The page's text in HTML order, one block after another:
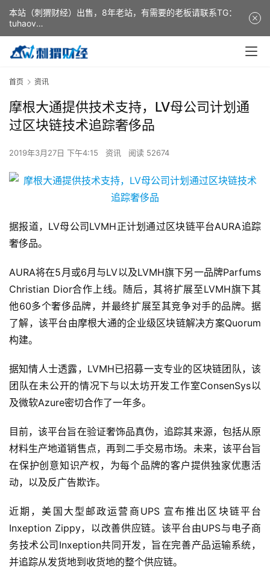
首页 资讯
摩根大通提供技术支持，LV母公司计划通
过区块链技术追踪奢侈品
2019年3月27日 下午4:15 资讯 阅读 52674
据报道，LV母公司LVMH正计划通过区块链平台AURA追踪
奢侈品。
AURA将在5月或6月与LV以及LVMH旗下另一品牌Parfums
Christian Dior合作上线。随后，其将扩展至LVMH旗下其
他60多个奢侈品牌，并最终扩展至其竞争对手的品牌。据
了解，该平台由摩根大通的企业级区块链解决方案Quorum
构建。
据知情人士透露，LVMH已招募一支专业的区块链团队，该
团队在未公开的情况下与以太坊开发工作室ConsenSys以
及微软Azure密切合作了一年多。
目前，该平台旨在验证奢饰品真伪，追踪其来源，包括从原
材料生产地道销售点，再到二手交易市场。未来，该平台旨
在保护创意知识产权，为每个品牌的客户提供独家优惠活
动，以及反广告欺诈。
近期，美国大型邮政运营商UPS 宣布推出区块链平台
Inxeption Zippy，以改善供应链。该平台由UPS与电子商
务技术公司Inxeption共同开发，旨在完善产品运输系统，
并追踪从发货地到收货地的整个供应链。
本站（刺猬财经）出售，8年老站，有需要的老板请联系TG：
tuhaov
This website (ciweicaijing) is for sale. It is a 8-year-old
website. If you need it, please contact TG: tuhaov